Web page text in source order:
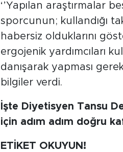
‘’Yapılan araştırmalar
sporcunun; kullandığı
habersiz olduklarını
ergojenik yardımcıları
danışarak yapması
bilgiler verdi.
İşte Diyetisyen Tansu
için adım adım doğru
ETİKET OKUYUN!